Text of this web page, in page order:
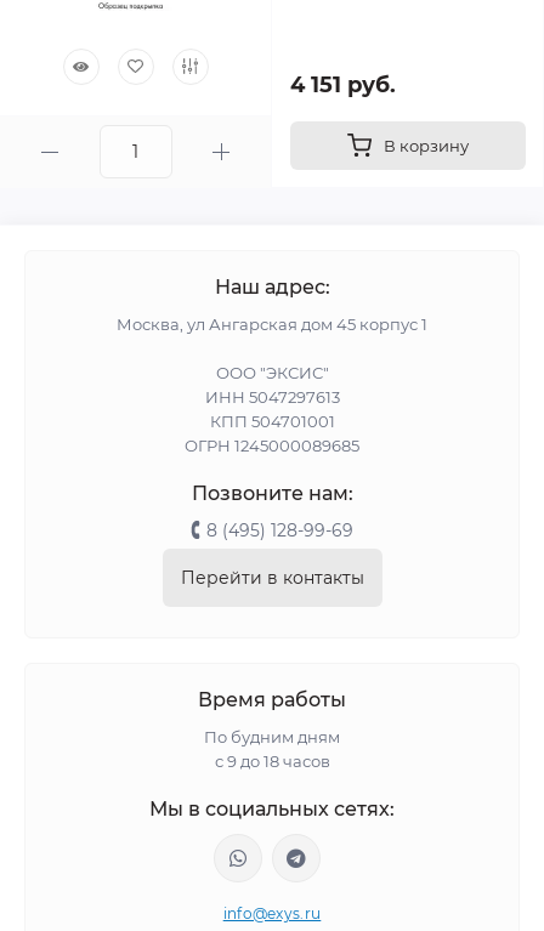
4 151 руб.
В корзину
Наш адрес:
Москва, ул Ангарская дом 45 корпус 1
ООО "ЭКСИС"
ИНН 5047297613
КПП 504701001
ОГРН 1245000089685
Позвоните нам:
8 (495) 128-99-69
Перейти в контакты
Время работы
По будним дням
с 9 до 18 часов
Мы в социальных сетях:
info@exys.ru